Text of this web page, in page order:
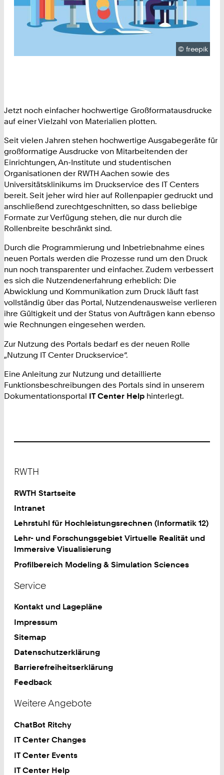
©freepik
Jetzt noch einfacher hochwertige Großformatausdrucke
auf einer Vielzahl von Materialien plotten.
Seit vielen Jahren stehen hochwertige Ausgabegeräte für
großformatige Ausdrucke von Mitarbeitenden der
Einrichtungen, An-Institute und studentischen
Organisationen der RWTH Aachen sowie des
Universitätsklinikums im Druckservice des IT Centers
bereit. Seit jeher wird hier auf Rollenpapier gedruckt und
anschließend zurechtgeschnitten, so dass beliebige
Formate zur Verfügung stehen, die nur durch die
Rollenbreite beschränkt sind.
Durch die Programmierung und Inbetriebnahme eines
neuen Portals werden die Prozesse rund um den Druck
nun noch transparenter und einfacher. Zudem verbessert
es sich die Nutzendenerfahrung erheblich: Die
Abwicklung und Kommunikation zum Druck läuft fast
vollständig über das Portal, Nutzendenausweise verlieren
ihre Gültigkeit und der Status von Aufträgen kann ebenso
wie Rechnungen eingesehen werden.
Zur Nutzung des Portals bedarf es der neuen Rolle
„Nutzung IT Center Druckservice“.
Eine Anleitung zur Nutzung und detaillierte
Funktionsbeschreibungen des Portals sind in unserem
Dokumentationsportal IT Center Help hinterlegt.
RWTH
RWTH Startseite
Intranet
Lehrstuhl für Hochleistungsrechnen (Informatik 12)
Lehr- und Forschungsgebiet Virtuelle Realität und
Immersive Visualisierung
Profilbereich Modeling & Simulation Sciences
Service
Kontakt und Lagepläne
Impressum
Sitemap
Datenschutzerklärung
Barrierefreiheitserklärung
Feedback
Weitere Angebote
ChatBot Ritchy
IT Center Changes
IT Center Events
IT Center Help